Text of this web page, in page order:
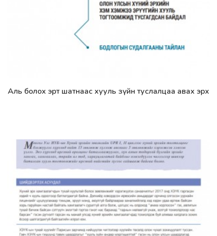
Дэлгэрэнгүй
Аль болох эрт шатнаас хууль зүйн туслалцаа авах эрх